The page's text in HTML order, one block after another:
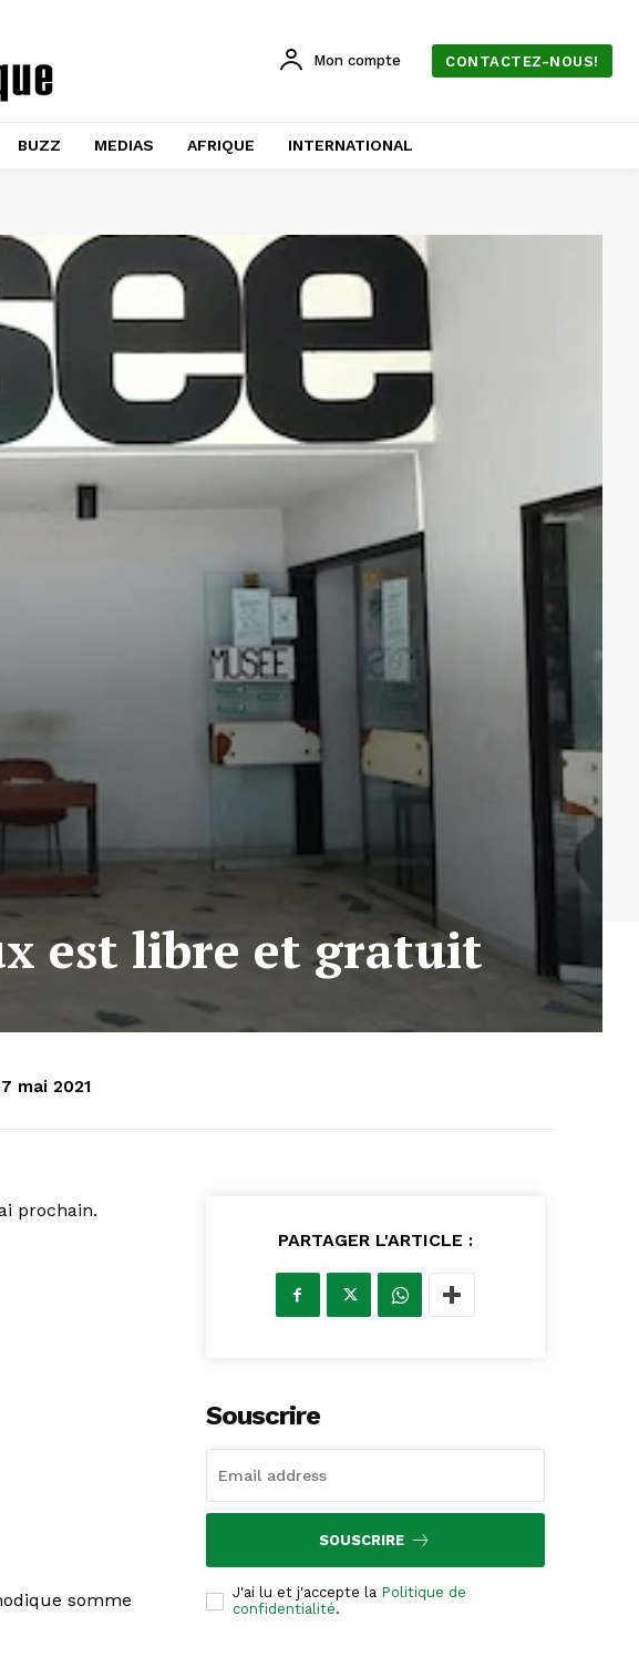
Mon compte CONTACTEZ-NOUS!
BUZZ MEDIAS AFRIQUE INTERNATIONAL
est libre et gratuit
mai 2021
prochain.
somme
PARTAGER L'ARTICLE :
Souscrire
SOUSCRIRE
J'ai lu et j'accepte la Politique de
confidentialité.